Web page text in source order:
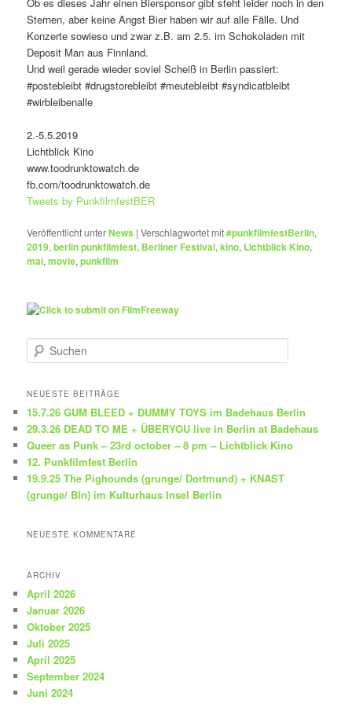
Sternen, aber keine Angst Bier haben wir auf alle Fälle. Und
Konzerte sowieso und zwar z.B. am 2.5. im Schokoladen mit
Deposit Man aus Finnland.
Und weil gerade wieder soviel Scheiß in Berlin passiert:
#postebleibt #drugstorebleibt #meutebleibt #syndicatbleibt
#wirbleibenalle
2.-5.5.2019
Lichtblick Kino
www.toodrunktowatch.de
fb.com/toodrunktowatch.de
Tweets by PunkfilmfestBER
Veröffentlicht unterNews |Verschlagwortet mit#punkfilmfestBerlin,
2019,berlin punkfilmfest, Berliner Festival,kino, Lichtblick Kino,
mai,movie,punkfilm
u
h
n
NEUESTE BEITRÄGE
15.7.26 GUM BLEED + DUMMY TOYS im Badehaus Berlin
29.3.26 DEAD TO ME + ÜBERYOU live in Berlin at Badehaus
Queer as Punk – 23rd october – 8 pm – Lichtblick Kino
12. Punkfilmfest Berlin
19.9.25 The Pighounds (grunge/ Dortmund) + KNAST
(grunge/ Bln) im Kulturhaus Insel Berlin
NEUESTE KOMMENTARE
ARCHIV
April 2026
Januar 2026
Oktober 2025
Juli 2025
April 2025
September 2024
Juni 2024